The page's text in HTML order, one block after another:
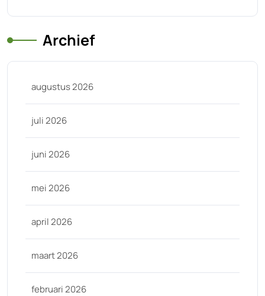
Archief
augustus 2026
juli 2026
juni 2026
mei 2026
april 2026
maart 2026
februari 2026